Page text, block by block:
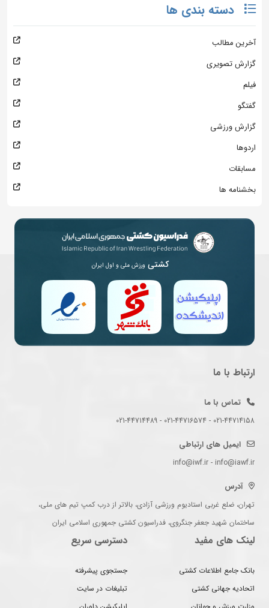
دسته بندی ها
آخرین مطالب
گزارش تصویری
فیلم
گفتگو
گزارش ورزشی
اردوها
مسابقات
بخشنامه ها
کشتی ورزش ملی و اول ایران
ارتباط با ما
تماس با ما
021-44714158 - 021-44716574 - 021-44714489
ایمیل های ارتباطی
info@iwf.ir - info@iawf.ir
آدرس
تهران، ضلع غربی استادیوم ورزشی آزادی، بالاتر از درب کمپ تیم های ملی،
ساختمان شهید جعفر جنگروی، فدراسیون کشتی جمهوری اسلامی ایران
لینک های مفید
بانک جامع اطلاعات کشتی
اتحادیه جهانی کشتی
دسترسی سریع
جستجوی پیشرفته
تبلیغات در سایت